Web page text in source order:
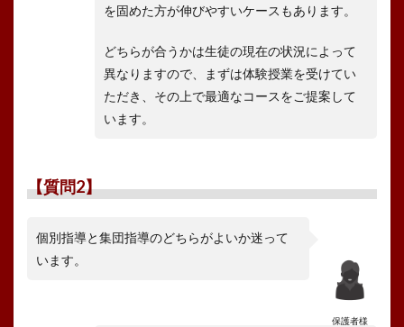
を固めた方が伸びやすいケースもあります。
どちらが合うかは生徒の現在の状況によって
異なりますので、まずは体験授業を受けてい
ただき、その上で最適なコースをご提案して
います。
【質問2】
保護者様
個別指導と集団指導のどちらがよいか迷って
います。